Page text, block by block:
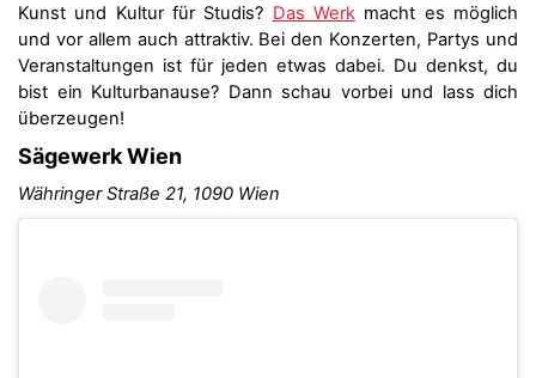
Kunst und Kultur für Studis? Das Werk macht es möglich
und vor allem auch attraktiv. Bei den Konzerten, Partys und
Veranstaltungen ist für jeden etwas dabei. Du denkst, du
bist ein Kulturbanause? Dann schau vorbei und lass dich
überzeugen!
Sägewerk Wien
Währinger Straße 21, 1090 Wien